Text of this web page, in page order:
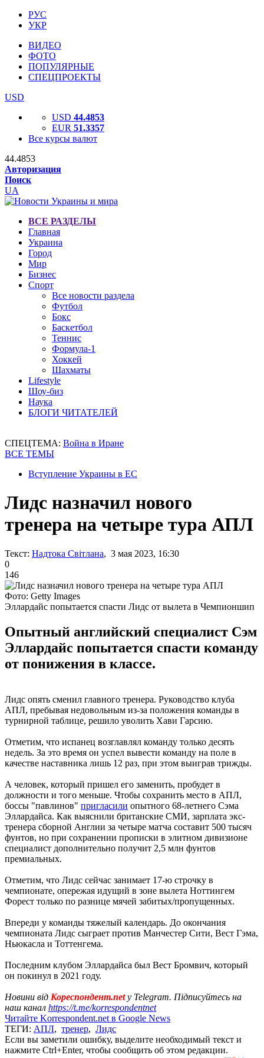
РУС
УКР
ВИДЕО
ФОТО
ПОПУЛЯРНЫЕ
СПЕЦПРОЕКТЫ
USD
USD 44.4853
EUR 51.3357
Все курсы валют
44.4853
Авторизация
Поиск
UA
ВСЕ РАЗДЕЛЫ
Главная
Украина
Город
Мир
Бизнес
Спорт
Все новости раздела
Футбол
Бокс
Баскетбол
Теннис
Формула-1
Хоккей
Шахматы
Lifestyle
Шоу-биз
Наука
БЛОГИ ЧИТАТЕЛЕЙ
СПЕЦТЕМА: Война в Иране
ВСЕ ТЕМЫ
Вступление Украины в ЕС
Лидс назначил нового
тренера на четыре тура АПЛ
Текст: Надтока Світлана, 3 мая 2023, 16:30
0
146
Фото: Getty Images
Эллардайс попытается спасти Лидс от вылета в Чемпионшип
Опытный английский специалист Сэм
Эллардайс попытается спасти команду
от понижения в классе.
Лидс опять сменил главного тренера. Руководство клуба
АПЛ, пребывая недовольным из-за положения команды в
турнирной таблице, решило уволить Хави Гарсию.
Отметим, что испанец возглавлял команду только десять
недель. За это время он успел вывести команду на поле в
качестве наставника лишь 12 раз, при этом выиграв трижды.
А человек, который пришел его заменить, пробудет в
должности и того меньше. Чтобы сохранить место в АПЛ,
боссы "павлинов" пригласили опытного 68-летнего Сэма
Эллардайса. Как выяснили британские СМИ, зарплата экс-
тренера сборной Англии за четыре матча составит 500 тысяч
фунтов, но при сохранении прописки в элитном дивизионе
специалист дополнительно получит 2,5 млн фунтов
премиальных.
Отметим, что Лидс сейчас занимает 17-ю строчку в
чемпионате, опережая идущий в зоне вылета Ноттингем
Форест только по разнице мячей забитых/пропущенных.
Впереди у команды тяжелый календарь. До окончания
чемпионата Лидс сыграет против Манчестер Сити, Вест Гэма,
Ньюкасла и Тоттенгема.
Последним клубом Эллардайса был Вест Бромвич, который
он покинул в 2021 году.
Новини від Кореспондент.netу Telegram. Підписуйтесь на
наш канал https://t.me/korrespondentnet
Читайте Korrespondent.net в Google News
ТЕГИ: АПЛ, тренер, Лидс
Если вы заметили ошибку, выделите необходимый текст и
нажмите Ctrl+Enter, чтобы сообщить об этом редакции.